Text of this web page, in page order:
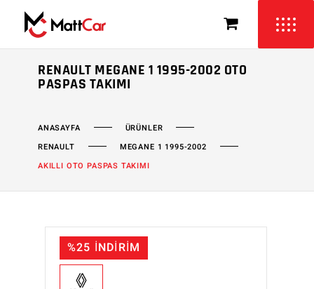
RENAULT MEGANE 1 1995-2002 OTO
PASPAS TAKIMI
ANASAYFA
ÜRÜNLER
RENAULT
MEGANE 1 1995-2002
AKILLI OTO PASPAS TAKIMI
%25 İNDİRİM